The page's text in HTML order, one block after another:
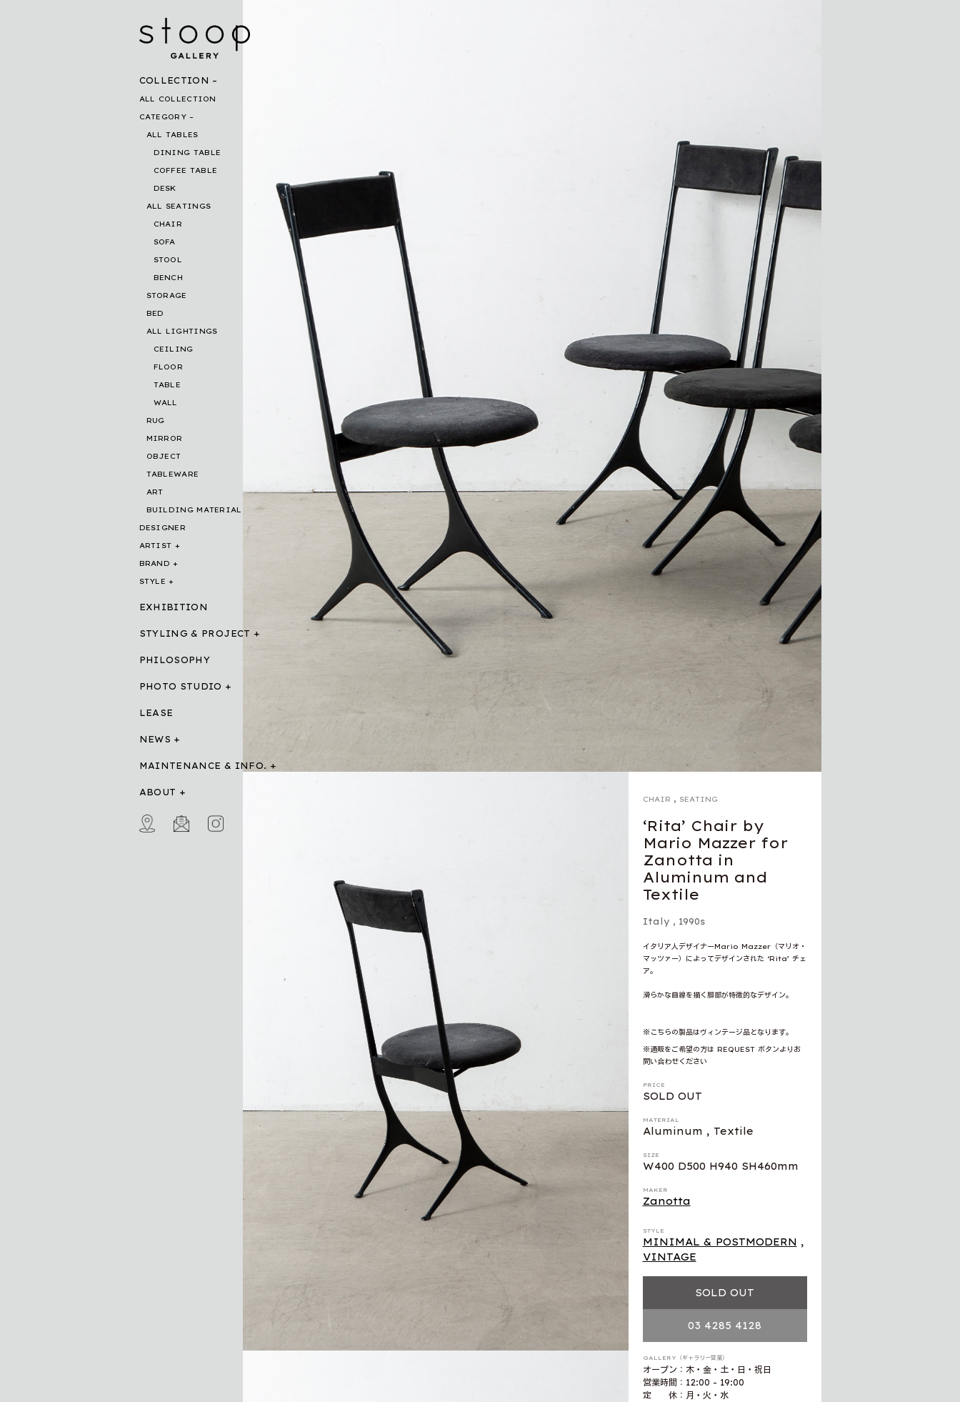
COLLECTION
ALL COLLECTION
CATEGORY
ALL TABLES
DINING TABLE
COFFEE TABLE
DESK
ALL SEATINGS
CHAIR
SOFA
STOOL
BENCH
STORAGE
BED
ALL LIGHTINGS
CEILING
FLOOR
TABLE
WALL
RUG
MIRROR
OBJECT
TABLEWARE
ART
BUILDING MATERIAL
DESIGNER
ARTIST
BRAND
STYLE
EXHIBITION
STYLING & PROJECT
PHILOSOPHY
PHOTO STUDIO
LEASE
NEWS
MAINTENANCE & INFO.
ABOUT
CHAIR , SEATING
‘Rita’ Chair by
Mario Mazzer for
Zanotta in
Aluminum and
Textile
Italy , 1990s
イタリア人デザイナーMario Mazzer（マリオ・
マッツァー）によってデザインされた ‘Rita’ チェ
ア。
滑らかな曲線を描く脚部が特徴的なデザイン。
※こちらの製品はヴィンテージ品となります。
※通販をご希望の方は REQUEST ボタンよりお
問い合わせください
PRICE
SOLD OUT
MATERIAL
Aluminum , Textile
SIZE
W400 D500 H940 SH460mm
MAKER
Zanotta
STYLE
MINIMAL & POSTMODERN ,
VINTAGE
SOLD OUT
03 4285 4128
GALLERY（ギャラリー営業）
オープン：木・金・土・日・祝日
営業時間：12:00 - 19:00
定 休：月・火・水